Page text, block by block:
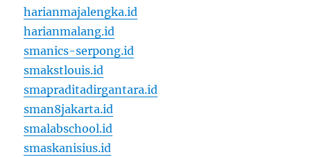
harianmajalengka.id
harianmalang.id
smanics-serpong.id
smakstlouis.id
smapraditadirgantara.id
sman8jakarta.id
smalabschool.id
smaskanisius.id